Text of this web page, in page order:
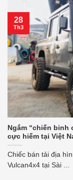
Ngắm “chiến binh
cực hiếm tại Việt
Chiếc bán tải địa
Vulcan4x4 tại Sài ...
28
Th3